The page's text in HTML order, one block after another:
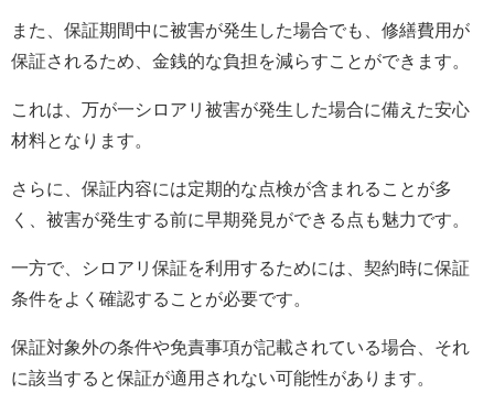
また、保証期間中に被害が発生した場合でも、修繕費用が
保証されるため、金銭的な負担を減らすことができます。
これは、万が一シロアリ被害が発生した場合に備えた安心
材料となります。
さらに、保証内容には定期的な点検が含まれることが多
く、被害が発生する前に早期発見ができる点も魅力です。
一方で、シロアリ保証を利用するためには、契約時に保証
条件をよく確認することが必要です。
保証対象外の条件や免責事項が記載されている場合、それ
に該当すると保証が適用されない可能性があります。